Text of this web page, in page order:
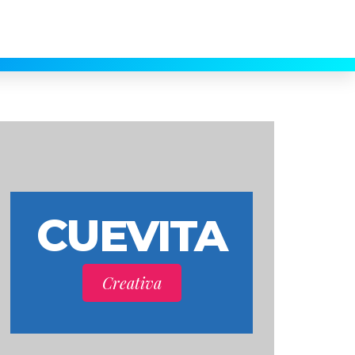
CUEVITA
Creativa